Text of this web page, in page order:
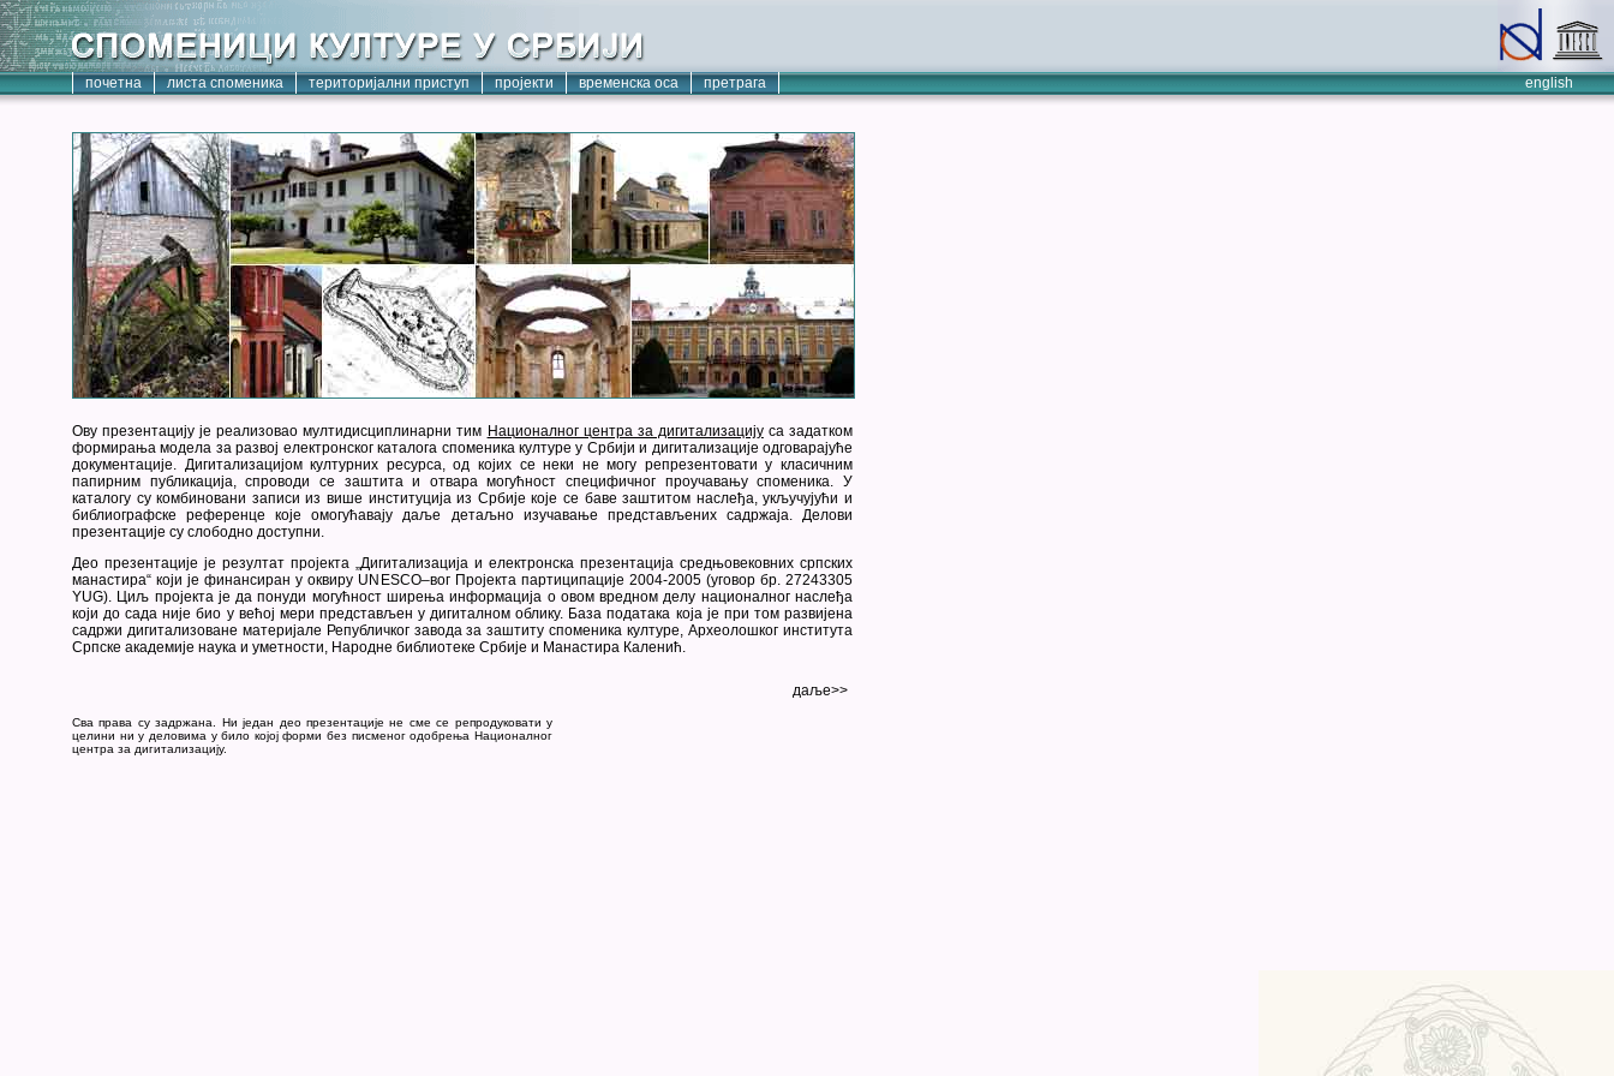
почетна листа споменика територијални приступ пројекти временска оса претрага english
Ову презентацију је реализовао мултидисциплинарни тим Националног центра за дигитализацијуса задатком
формирања модела за развој електронског каталога споменика културе у Србији и дигитализације одговарајуће
документације. Дигитализацијом културних ресурса, од којих се неки не могу репрезентовати у класичним
папирним публикација, спроводи се заштита и отвара могућност специфичног проучавању споменика. У
каталогу су комбиновани записи из више институција из Србије које се баве заштитом наслеђа, укључујући и
библиографске референце које омогућавају даље детаљно изучавање представљених садржаја. Делови
презентације су слободно доступни.
Део презентације је резултат пројекта „Дигитализација и електронска презентација средњовековних српских
манастира“ који је финансиран у оквиру UNESCO–вог Пројекта партиципације 2004-2005 (уговор бр. 27243305
YUG). Циљ пројекта је да понуди могућност ширења информација о овом вредном делу националног наслеђа
који до сада није био у већој мери представљен у дигиталном облику. База података која је при том развијена
садржи дигитализоване материјале Републичког завода за заштиту споменика културе, Археолошког института
Српске академије наука и уметности, Народне библиотеке Србије и Манастира Каленић.
даље>>
Сва права су задржана. Ни један део презентације не сме се репродуковати у
целини ни у деловима у било којој форми без писменог одобрења Националног
центра за дигитализацију.